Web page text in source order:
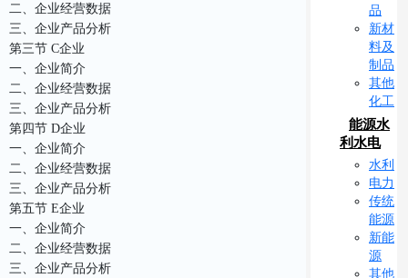
二、企业经营数据
三、企业产品分析
第三节 C企业
一、企业简介
二、企业经营数据
三、企业产品分析
第四节 D企业
一、企业简介
二、企业经营数据
三、企业产品分析
第五节 E企业
一、企业简介
二、企业经营数据
三、企业产品分析
品
新材
料及
制品
其他
化工
能源水
利水电
水利
电力
传统
能源
新能
源
其他